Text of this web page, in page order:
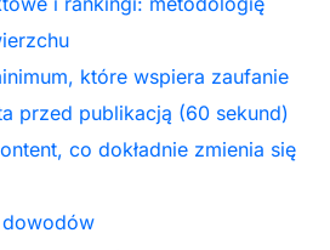
które wspiera zaufanie
przed publikacją (60 sekund)
co dokładnie zmienia się
dowodów